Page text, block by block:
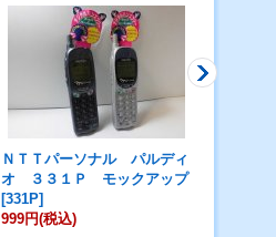
ＮＴＴパーソナル パルディ
オ ３３１Ｐ モックアップ
[331P]
999円(税込)